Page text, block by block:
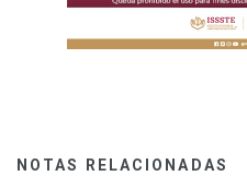
NOTAS RELACIONADAS